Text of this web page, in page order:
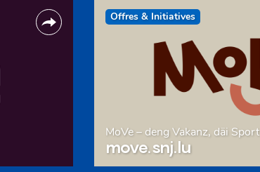
Offres & Initiatives
MoVe – deng Vakanz, däi Sport
move.snj.lu